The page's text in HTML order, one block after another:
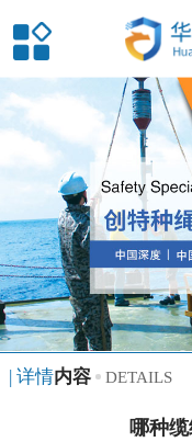
| 详情内容 DETAILS
哪种